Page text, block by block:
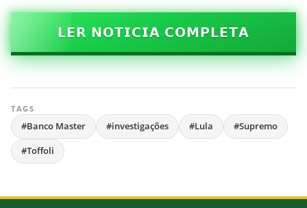
𝗟𝗘𝗥 𝗡𝗢𝗧𝗜𝗖𝗜𝗔 𝗖𝗢𝗠𝗣𝗟𝗘𝗧𝗔
TAGS
#Banco Master #investigações #Lula
#Supremo
#Toffoli